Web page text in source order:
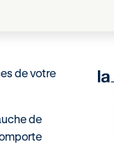
de votre
de